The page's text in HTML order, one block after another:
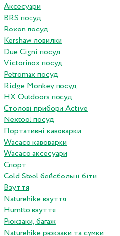
Аксесуари
BRS посуд
Roxon посуд
Kershaw ловилки
Due Cigni посуд
Victorinox посуд
Petromax посуд
Ridge Monkey посуд
HX Outdoors посуд
Столові прибори Active
Nextool посуд
Портативні кавоварки
Wacaco кавоварки
Wacaco аксесуари
Спорт
Cold Steel бейсбольні біти
Взуття
Naturehike взуття
Humtto взуття
Рюкзаки, багаж
Naturehike рюкзаки та сумки